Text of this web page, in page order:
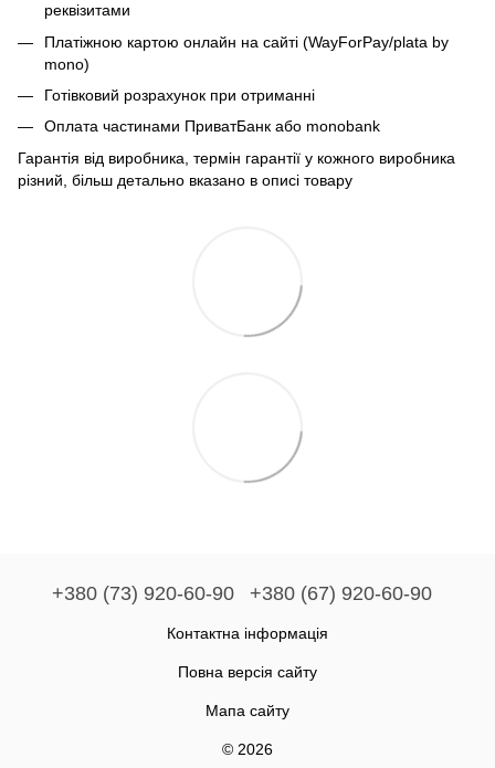
реквізитами
Платіжною картою онлайн на сайті (WayForPay/plata by
mono)
Готівковий розрахунок при отриманні
Оплата частинами ПриватБанк або monobank
Гарантія від виробника, термін гарантії у кожного виробника
різний, більш детально вказано в описі товару
+380 (73) 920-60-90 +380 (67) 920-60-90
Контактна інформація
Повна версія сайту
Мапа сайту
© 2026